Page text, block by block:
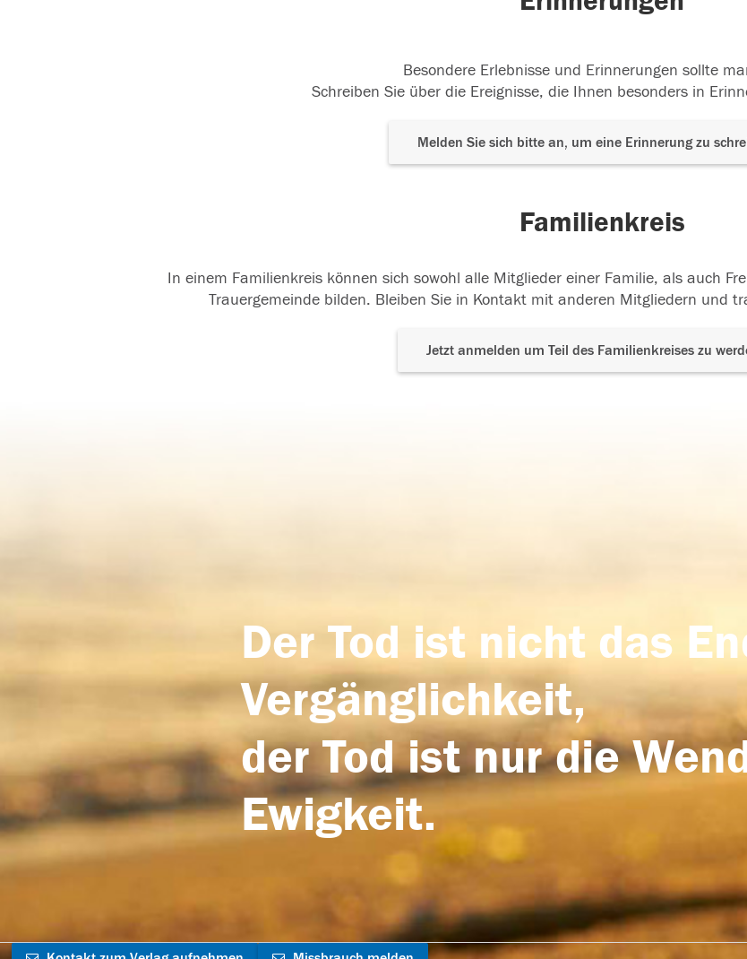
Besondere Erlebnisse und Erinnerungen sollte
Schreiben Sie über die Ereignisse, die Ihnen besonders in
Melden Sie sich bitte an, um eine Erinnerung zu
Familienkreis
In einem Familienkreis können sich sowohl alle Mitglieder einer Familie, als auch
Trauergemeinde bilden. Bleiben Sie in Kontakt mit anderen Mitgliedern und
Jetzt anmelden um Teil des Familienkreises zu
Der Tod ist nicht das
Vergänglichkeit,
der Tod ist nur die
Ewigkeit.